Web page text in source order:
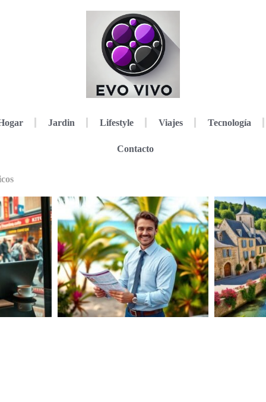
Jardin Lifestyle Viajes Tecnología
Contacto